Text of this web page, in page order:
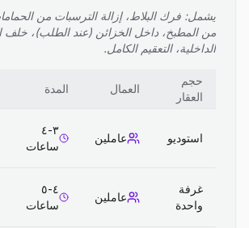
يشمل: فرك البلاط، إزالة الترسبات من
من المطبخ، داخل الخزائن (عند الطلب)، خلف
الداخلية، التعقيم الكامل.
حجم
العقار
العمال المدة
استوديو عاملين
٣-٤
ساعات
غرفة
واحدة
عاملين
٤-٥
ساعات